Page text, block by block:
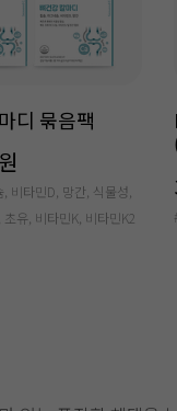
디 묶음팩
비타민D, 망간, 식물성,
유, 비타민K, 비타민K2